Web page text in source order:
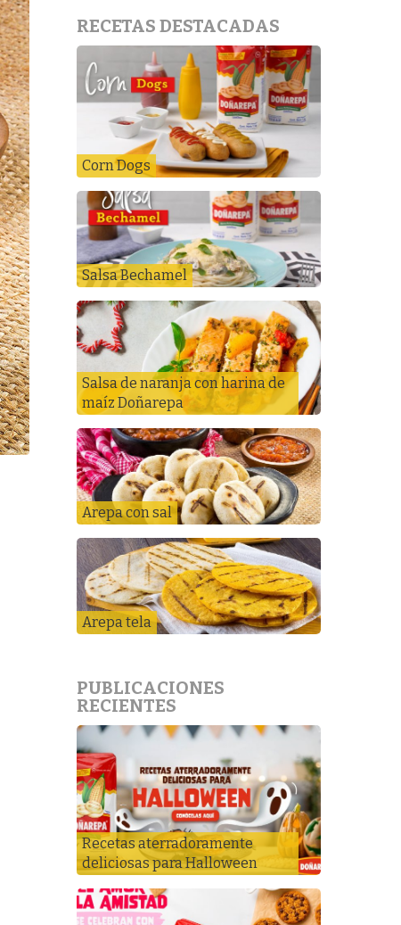
RECETAS DESTACADAS
Corn Dogs
Salsa Bechamel
Salsa de naranja con harina de
maíz Doñarepa
Arepa con sal
Arepa tela
PUBLICACIONES
RECIENTES
Recetas aterradoramente
deliciosas para Halloween